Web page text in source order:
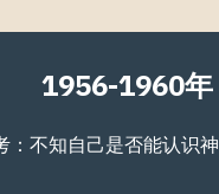
1956-1960年
：不知自己是否能认识神